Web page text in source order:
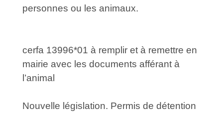
personnes ou les animaux.
cerfa 13996*01 à remplir et à remettre en
mairie avec les documents afférant à
l’animal
Nouvelle législation. Permis de détention